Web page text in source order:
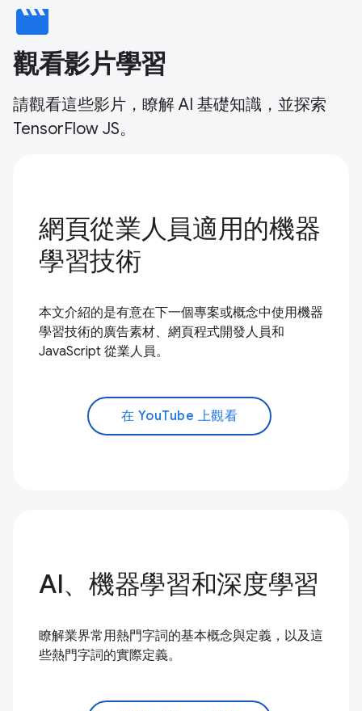
movie
觀看影片學習
請觀看這些影片，瞭解 AI 基礎知識，並探索
TensorFlow JS。
網頁從業人員適用的機器
學習技術
本文介紹的是有意在下一個專案或概念中使用機器
學習技術的廣告素材、網頁程式開發人員和
JavaScript 從業人員。
在 YouTube 上觀看
AI、機器學習和深度學習
瞭解業界常用熱門字詞的基本概念與定義，以及這
些熱門字詞的實際定義。